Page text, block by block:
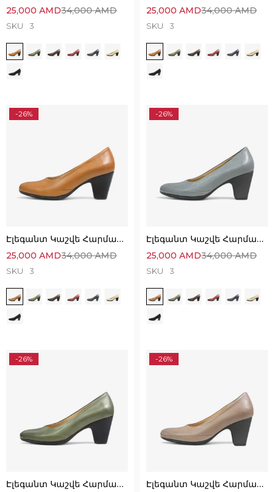
34,000AMD
25,000 AMD
SKU 3
34,000AMD
25,000 AMD
SKU 3
-26%
Էլեգանտ Կաշվե Հարմարավետ Կոշիկներ
34,000AMD
25,000 AMD
SKU 3
-26%
Էլեգանտ Կաշվե Հարմարավետ Կոշիկներ
34,000AMD
25,000 AMD
SKU 3
-26%
Էլեգանտ Կաշվե Հարմարավետ Կոշիկներ
-26%
Էլեգանտ Կաշվե Հարմարավետ Կոշիկներ